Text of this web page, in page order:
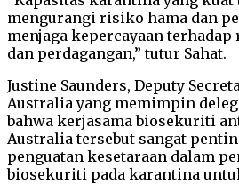
mengurangi risiko hama dan
menjaga kepercayaan
dan perdagangan,” tutur Sahat.
Justine Saunders, Deputy
Australia yang memimpin
bahwa kerjasama biosekuriti
Australia tersebut sangat
penguatan kesetaraan dalam
biosekuriti pada karantina